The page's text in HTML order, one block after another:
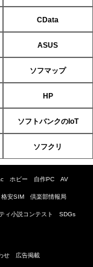
CData
ASUS
ソフマップ
HP
ソフトバンクのIoT
ソフクリ
ホビー 自作PC AV
格安SIM 倶楽部情報局
ィ小説コンテスト SDGs
せ 広告掲載